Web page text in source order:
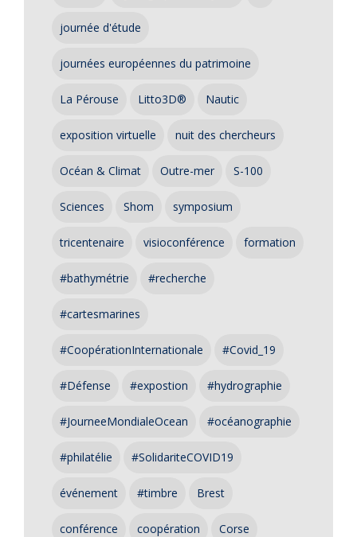
journée d'étude
journées européennes du patrimoine
La Pérouse Litto3D® Nautic
exposition virtuelle nuit des chercheurs
Océan & Climat Outre-mer S-100
Sciences Shom symposium
tricentenaire visioconférence formation
#bathymétrie #recherche
#cartesmarines
#CoopérationInternationale #Covid_19
#Défense #expostion #hydrographie
#JourneeMondialeOcean #océanographie
#philatélie #SolidariteCOVID19
événement #timbre Brest
conférence coopération Corse